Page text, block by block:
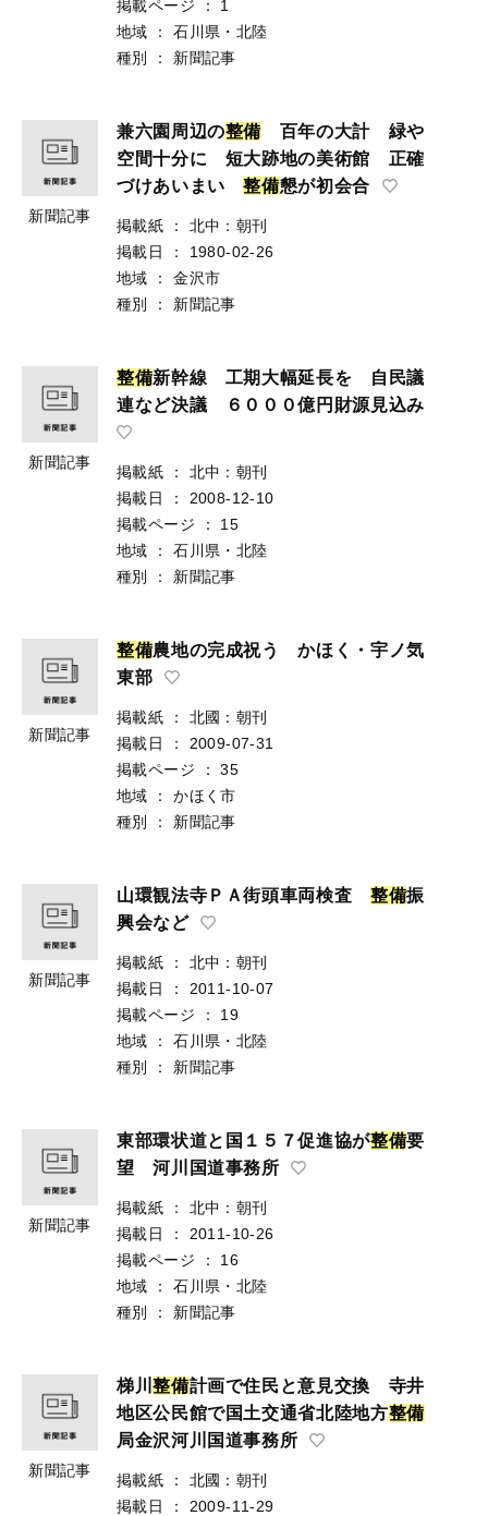
掲載ページ ：
1
地域
：
石川県・北陸
種別
： 新聞記事
新聞記事
兼六園周辺の整備 百年の大計 緑や
空間十分に 短大跡地の美術館 正確
づけあいまい整備懇が初会合
掲載紙 ：
北中：朝刊
掲載日
：
1980-02-26
地域
：
金沢市
種別
： 新聞記事
新聞記事
整備新幹線 工期大幅延長を 自民議
連など決議 ６０００億円財源見込み
掲載紙 ：
北中：朝刊
掲載日
：
2008-12-10
掲載ページ
：
15
地域
：
石川県・北陸
種別
： 新聞記事
新聞記事
整備農地の完成祝う かほく・宇ノ気
東部
掲載紙 ：
北國：朝刊
掲載日
：
2009-07-31
掲載ページ
：
35
地域
：
かほく市
種別
： 新聞記事
新聞記事
山環観法寺ＰＡ街頭車両検査 整備振
興会など
掲載紙 ：
北中：朝刊
掲載日
：
2011-10-07
掲載ページ
：
19
地域
：
石川県・北陸
種別
： 新聞記事
新聞記事
東部環状道と国１５７促進協が整備要
望 河川国道事務所
掲載紙 ：
北中：朝刊
掲載日
：
2011-10-26
掲載ページ
：
16
地域
：
石川県・北陸
種別
： 新聞記事
新聞記事
梯川整備計画で住民と意見交換 寺井
地区公民館で国土交通省北陸地方整備
局金沢河川国道事務所
掲載紙 ：
北國：朝刊
掲載日
：
2009-11-29